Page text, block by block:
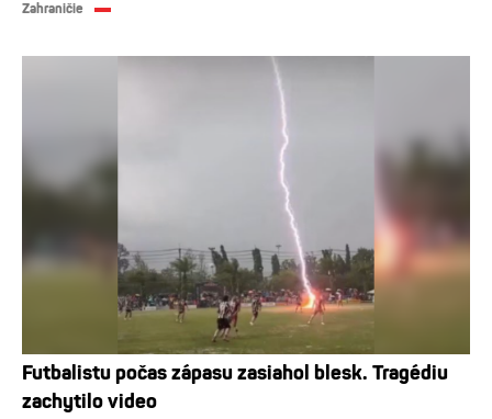
Zahraničie
Futbalistu počas zápasu zasiahol blesk. Tragédiu
zachytilo video